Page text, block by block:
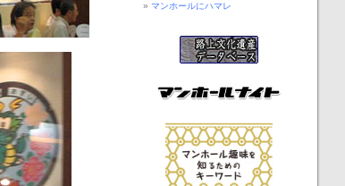
マンホールにハマレ